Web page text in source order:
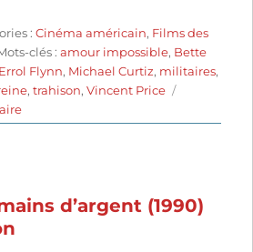
:Cinéma américain, Films des
clés :amour impossible, Bette
Errol Flynn, Michael Curtiz, militaires,
,trahison,Vincent Price
sur
La
d’Angleterre
d’argent (1990)